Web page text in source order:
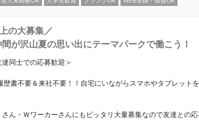
の大募集／
が沢山夏の思い出にテーマパークで働こう！
同士での応募歓迎＞
歴書不要＆来社不要！！自宅にいながらスマホやタブレット
ん・Ｗワーカーさんにもピッタリ大量募集なので友達との